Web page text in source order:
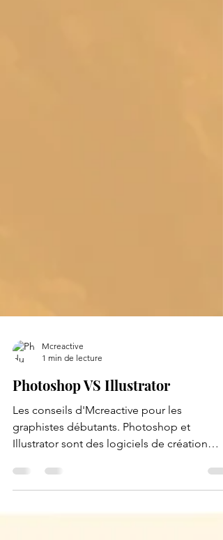
1 min de lecture
Photoshop VS Illustrator
Les conseils d'Mcreactive pour les
graphistes débutants. Photoshop et
Illustrator sont des logiciels de création
différencier.